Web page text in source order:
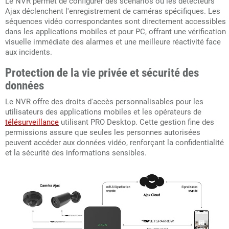
Ajax déclenchent l'enregistrement de caméras spécifiques. Les
séquences vidéo correspondantes sont directement accessibles
dans les applications mobiles et pour PC, offrant une vérification
visuelle immédiate des alarmes et une meilleure réactivité face
aux incidents.
Protection de la vie privée et sécurité des
données
Le NVR offre des droits d'accès personnalisables pour les
utilisateurs des applications mobiles et les opérateurs de
télésurveillance utilisant PRO Desktop. Cette gestion fine des
permissions assure que seules les personnes autorisées
peuvent accéder aux données vidéo, renforçant la confidentialité
et la sécurité des informations sensibles.